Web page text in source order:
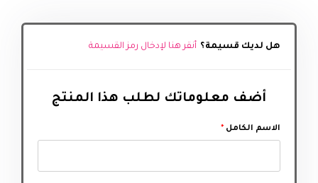
هل لديك قسيمة؟ أنقر هنا لإدخال رمز القسيمة
أضف معلوماتك لطلب هذا المنتج‬
الاسم الكامل *